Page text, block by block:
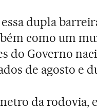
dupla
como um
do Governo
de agosto e
da rodovia,